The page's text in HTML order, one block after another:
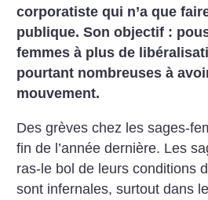
corporatiste qui n’a que
publique. Son objectif :
femmes à plus de
pourtant nombreuses à
mouvement.
Des grèves chez les sages-
fin de l’année dernière. Les
ras-le bol de leurs conditions
sont infernales, surtout dans